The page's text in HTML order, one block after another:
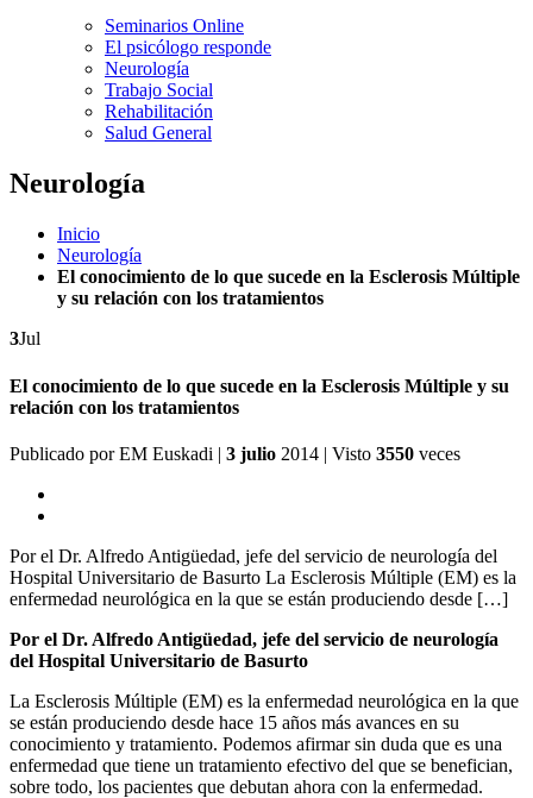
Seminarios Online
El psicólogo responde
Neurología
Trabajo Social
Rehabilitación
Salud General
Neurología
Inicio
Neurología
El conocimiento de lo que sucede en la Esclerosis Múltiple
y su relación con los tratamientos
3Jul
El conocimiento de lo que sucede en la Esclerosis Múltiple y su
relación con los tratamientos
Publicado porEM Euskadi | 3 julio 2014 | Visto 3550 veces
Por el Dr. Alfredo Antigüedad, jefe del servicio de neurología del
Hospital Universitario de Basurto La Esclerosis Múltiple (EM) es la
enfermedad neurológica en la que se están produciendo desde […]
Por el Dr. Alfredo Antigüedad, jefe del servicio de neurología
del Hospital Universitario de Basurto
La Esclerosis Múltiple (EM) es la enfermedad neurológica en la que
se están produciendo desde hace 15 años más avances en su
conocimiento y tratamiento. Podemos afirmar sin duda que es una
enfermedad que tiene un tratamiento efectivo del que se benefician,
sobre todo, los pacientes que debutan ahora con la enfermedad.